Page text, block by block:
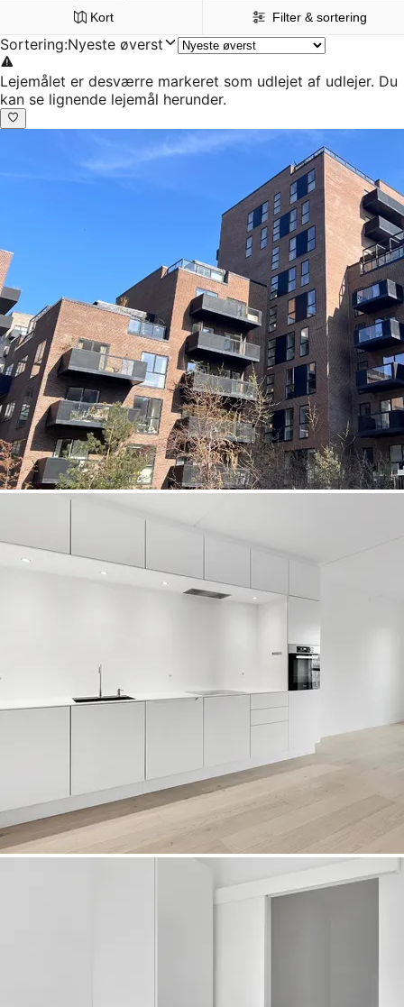
Kort Filter & sortering
Sortering:Nyeste øverst
Lejemålet er desværre markeret som udlejet af udlejer. Du
kan se lignende lejemål herunder.